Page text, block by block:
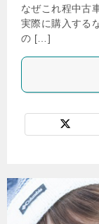
なぜこれ程中古
実際に購入する
の […]